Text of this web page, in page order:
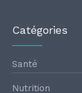
Catégories
Santé
Nutrition